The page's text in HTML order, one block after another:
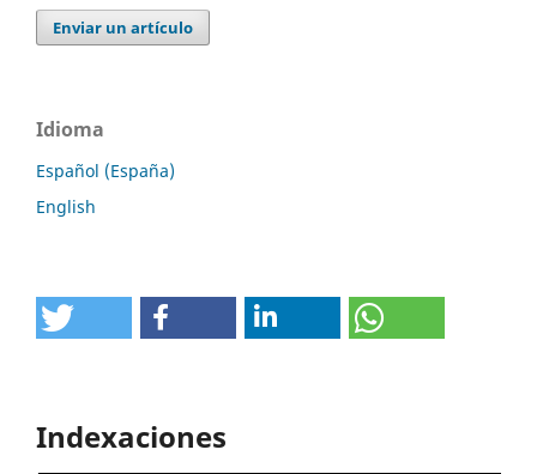
Enviar un artículo
Idioma
Español (España)
English
Indexaciones